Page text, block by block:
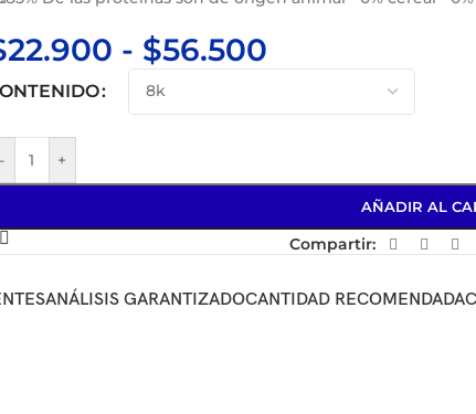
22.900 - $56.500
- +
AÑADIR AL
Compartir:
ANÁLISIS GARANTIZADOCANTIDAD RECOMENDADA